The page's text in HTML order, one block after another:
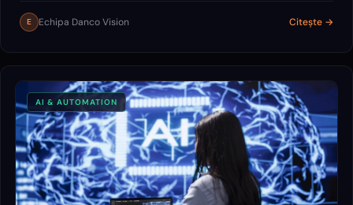
E Echipa Danco Vision Citește →
AI & AUTOMATION